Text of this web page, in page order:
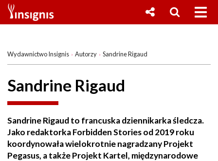
Wydawnictwo Insignis Autorzy Sandrine Rigaud
Sandrine Rigaud
Sandrine Rigaud to francuska dziennikarka śledcza.
Jako redaktorka Forbidden Stories od 2019 roku
koordynowała wielokrotnie nagradzany Projekt
Pegasus, a także Projekt Kartel, międzynarodowe